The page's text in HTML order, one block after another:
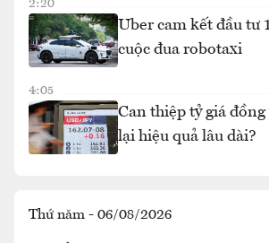
2:20
Uber cam kết đầu tư
cuộc đua robotaxi
4:05
Can thiệp tỷ giá
lại hiệu quả lâu dài?
Thứ năm - 06/08/2026